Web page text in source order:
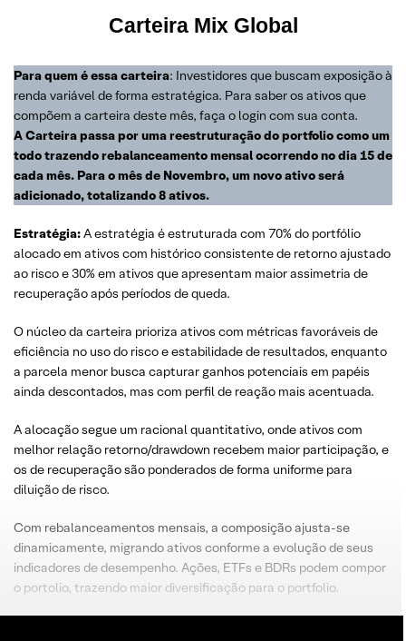
Carteira Mix Global
Para quem é essa carteira: Investidores que buscam exposição à
renda variável de forma estratégica. Para saber os ativos que
compõem a carteira deste mês, faça o login com sua conta.
A Carteira passa por uma reestruturação do portfolio como um
todo trazendo rebalanceamento mensal ocorrendo no dia 15 de
cada mês. Para o mês de Novembro, um novo ativo será
adicionado, totalizando 8 ativos.
Estratégia:A estratégia é estruturada com 70% do portfólio
alocado em ativos com histórico consistente de retorno ajustado
ao risco e 30% em ativos que apresentam maior assimetria de
recuperação após períodos de queda.
O núcleo da carteira prioriza ativos com métricas favoráveis de
eficiência no uso do risco e estabilidade de resultados, enquanto
a parcela menor busca capturar ganhos potenciais em papéis
ainda descontados, mas com perfil de reação mais acentuada.
A alocação segue um racional quantitativo, onde ativos com
melhor relação retorno/drawdown recebem maior participação, e
os de recuperação são ponderados de forma uniforme para
diluição de risco.
Com rebalanceamentos mensais, a composição ajusta-se
dinamicamente, migrando ativos conforme a evolução de seus
indicadores de desempenho. Ações, ETFs e BDRs podem compor
o portolio, trazendo maior diversificação para o portfolio.